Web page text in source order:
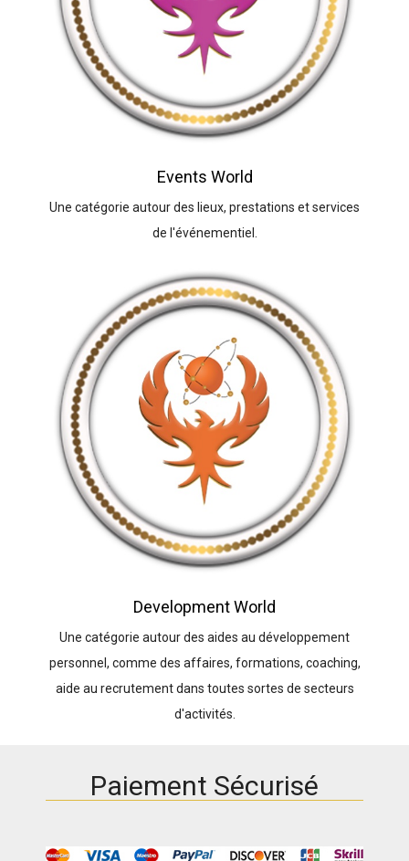
Events World
Une catégorie autour des lieux, prestations et services
de l'événementiel.
Development World
Une catégorie autour des aides au développement
personnel, comme des affaires, formations, coaching,
aide au recrutement dans toutes sortes de secteurs
d'activités.
Paiement Sécurisé